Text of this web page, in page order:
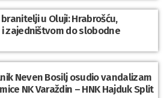
u Oluji: Hrabrošću,
zajedništvom do slobodne
Neven Bosilj osudio vandalizam
NK Varaždin – HNK Hajduk Split